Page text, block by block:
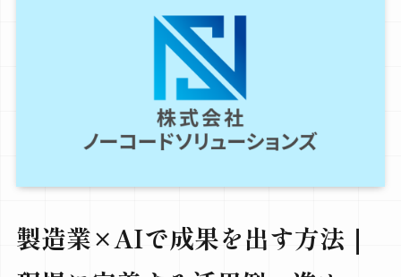
製造業×AIで成果を出す方法｜